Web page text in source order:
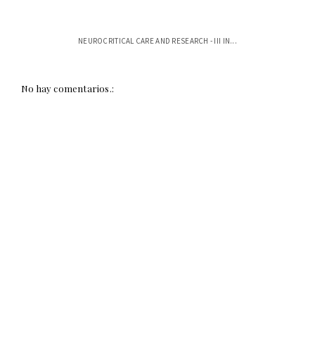
NEUROCRITICAL CARE AND RESEARCH - III IN...
No hay comentarios.: